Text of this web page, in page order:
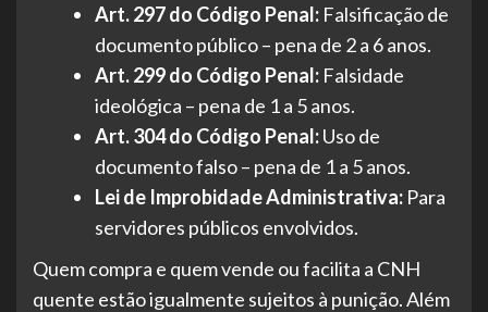
Art. 297 do Código Penal: Falsificação de
documento público – pena de 2 a 6 anos.
Art. 299 do Código Penal: Falsidade
ideológica – pena de 1 a 5 anos.
Art. 304 do Código Penal:Uso de
documento falso – pena de 1 a 5 anos.
Lei de Improbidade Administrativa: Para
servidores públicos envolvidos.
Quem compra e quem vende ou facilita a CNH
quente estão igualmente sujeitos à punição. Além